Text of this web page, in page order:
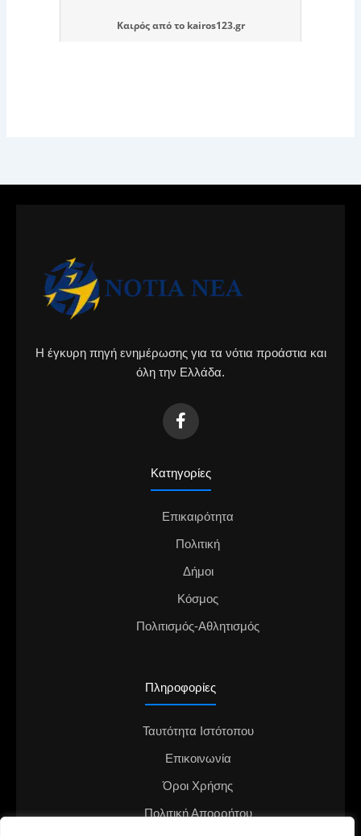
Καιρόςαπό το kairos123.gr
Η έγκυρη πηγή ενημέρωσης για τα νότια προάστια και
όλη την Ελλάδα.
Κατηγορίες
Επικαιρότητα
Πολιτική
Δήμοι
Κόσμος
Πολιτισμός-Αθλητισμός
Πληροφορίες
Ταυτότητα Ιστότοπου
Επικοινωνία
Όροι Χρήσης
Πολιτική Απορρήτου